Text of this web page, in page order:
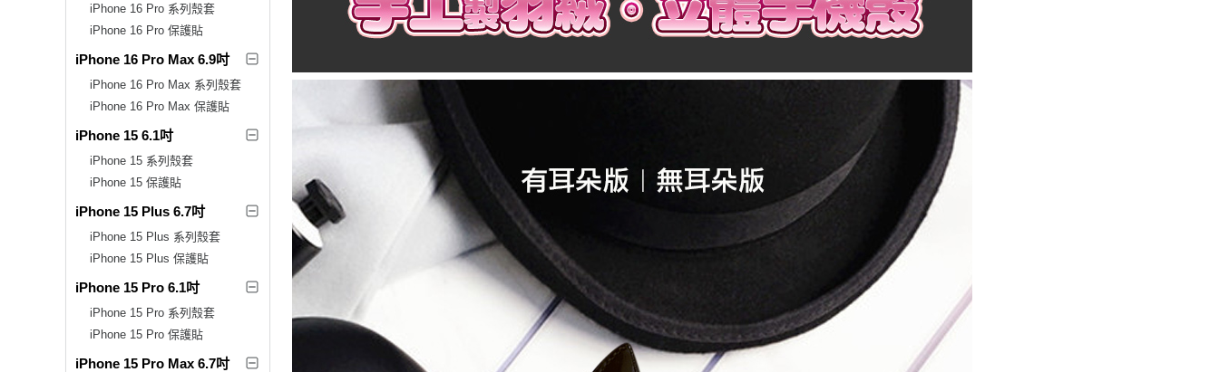
iPhone 16 Pro 系列殼套
iPhone 16 Pro 保護貼
iPhone 16 Pro Max 6.9吋
iPhone 16 Pro Max 系列殼套
iPhone 16 Pro Max 保護貼
iPhone 15 6.1吋
iPhone 15 系列殼套
iPhone 15 保護貼
iPhone 15 Plus 6.7吋
iPhone 15 Plus 系列殼套
iPhone 15 Plus 保護貼
iPhone 15 Pro 6.1吋
iPhone 15 Pro 系列殼套
iPhone 15 Pro 保護貼
iPhone 15 Pro Max 6.7吋